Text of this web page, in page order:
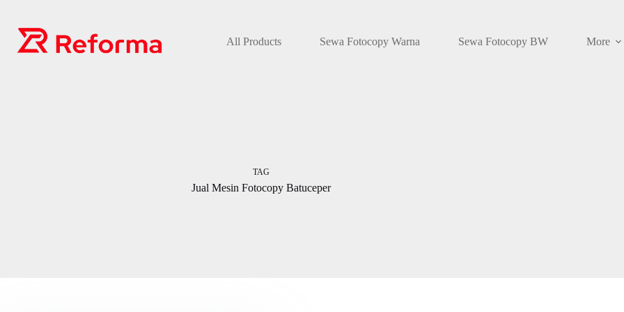
content
All Products
Sewa Fotocopy Warna Sewa Fotocopy BW More
TAG
Jual Mesin Fotocopy Batuceper